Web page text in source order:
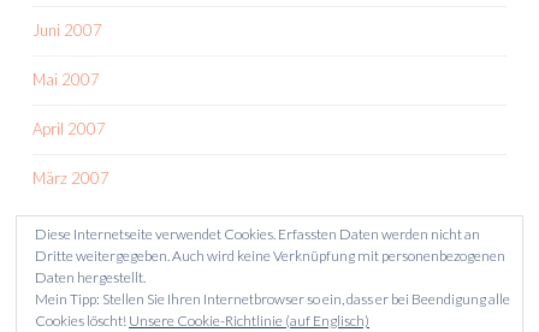
Juni 2007
Mai 2007
April 2007
März 2007
Diese Internetseite verwendet Cookies. Erfassten Daten werden nicht an
Dritte weitergegeben. Auch wird keine Verknüpfung mit personenbezogenen
Daten hergestellt.
Mein Tipp: Stellen Sie Ihren Internetbrowser so ein, dass er bei Beendigung alle
Cookies löscht! Unsere Cookie-Richtlinie (auf Englisch)